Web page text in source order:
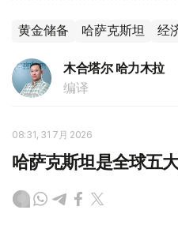
黄金储备 哈萨克斯坦 经
木合塔尔 哈力木拉
编译
08:31, 31 7月 2026
哈萨克斯坦是全球五